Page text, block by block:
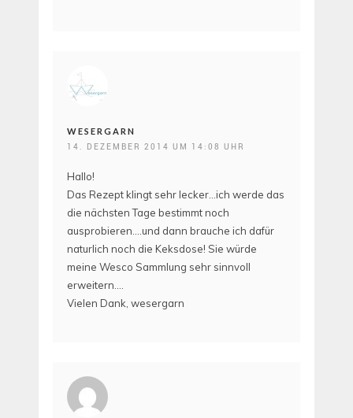
WESERGARN
14. DEZEMBER 2014 UM 14:08 UHR
Hallo!
Das Rezept klingt sehr lecker…ich werde das
die nächsten Tage bestimmt noch
ausprobieren….und dann brauche ich dafür
naturlich noch die Keksdose! Sie würde
meine Wesco Sammlung sehr sinnvoll
erweitern….
Vielen Dank, wesergarn